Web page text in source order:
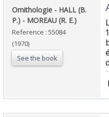
‎Ornithologie - HALL (B.
P.) - MOREAU (R. E.)‎
Reference : 55084
(1970)
See the book